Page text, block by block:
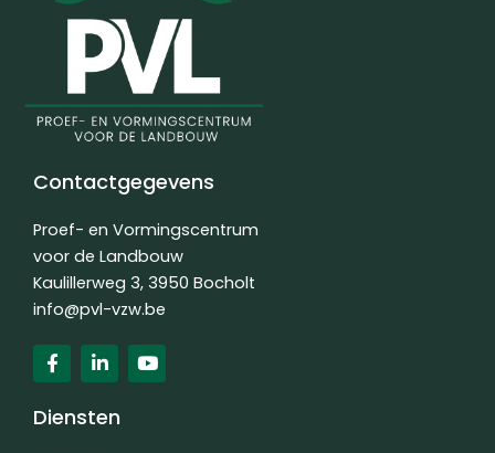
Contactgegevens
Proef- en Vormingscentrum
voor de Landbouw
Kaulillerweg 3, 3950 Bocholt
info@pvl-vzw.be
F
a
c
e
b
L
i
n
k
e
Y
o
u
Diensten